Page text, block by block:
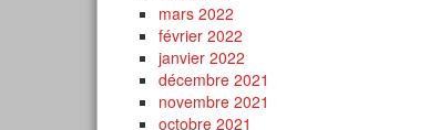
mars 2022
février 2022
janvier 2022
décembre 2021
novembre 2021
octobre 2021